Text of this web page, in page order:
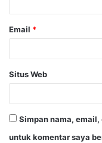
Email *
Situs Web
Simpan nama,
untuk komentar saya